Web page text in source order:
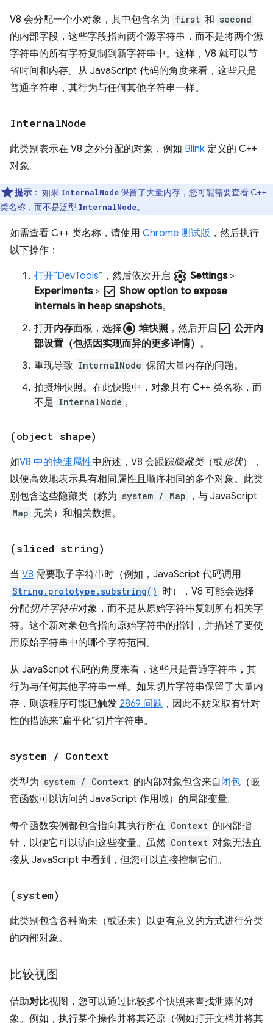
V8 会分配一个小对象，其中包含名为 first 和 second
的内部字段，这些字段指向两个源字符串，而不是将两个源
字符串的所有字符复制到新字符串中。这样，V8 就可以节
省时间和内存。从 JavaScript 代码的角度来看，这些只是
普通字符串，其行为与任何其他字符串一样。
InternalNode
此类别表示在 V8 之外分配的对象，例如 Blink 定义的 C++
对象。
提示 ： 如果 InternalNode保留了大量内存，您可能需要查看 C++
类名称，而不是泛型 InternalNode。
如需查看 C++ 类名称，请使用 Chrome 测试版 ，然后执行
以下操作：
打开“DevTools” ，然后依次开启 settings Settings>
Experiments> check_box Show option to expose
internals in heap snapshots。
打开内存面板，选择radio_button_checked 堆快照 ，然后开启 check_box 公开内
部设置（包括因实现而异的更多详情） 。
重现导致 InternalNode 保留大量内存的问题。
拍摄堆快照。在此快照中，对象具有 C++ 类名称，而
不是 InternalNode 。
(object shape)
如V8 中的快速属性中所述，V8 会跟踪隐藏类（或形状），
以便高效地表示具有相同属性且顺序相同的多个对象。此类
别包含这些隐藏类（称为 system / Map ，与 JavaScript
Map 无关）和相关数据。
(sliced string)
当 V8 需要取子字符串时（例如，JavaScript 代码调用
String.prototype.substring() 时），V8 可能会选择
分配切片字符串对象，而不是从原始字符串复制所有相关字
符。这个新对象包含指向原始字符串的指针，并描述了要使
用原始字符串中的哪个字符范围。
从 JavaScript 代码的角度来看，这些只是普通字符串，其
行为与任何其他字符串一样。如果切片字符串保留了大量内
存，则该程序可能已触发 2869 问题 ，因此不妨采取有针对
性的措施来“扁平化”切片字符串。
system / Context
类型为 system / Context 的内部对象包含来自闭包 （嵌
套函数可以访问的 JavaScript 作用域）的局部变量。
每个函数实例都包含指向其执行所在 Context 的内部指
针，以便它可以访问这些变量。虽然 Context 对象无法直
接从 JavaScript 中看到，但您可以直接控制它们。
(system)
此类别包含各种尚未（或还未）以更有意义的方式进行分类
的内部对象。
比较视图
借助对比视图，您可以通过比较多个快照来查找泄露的对
象。例如，执行某个操作并将其还原（例如打开文档并将其